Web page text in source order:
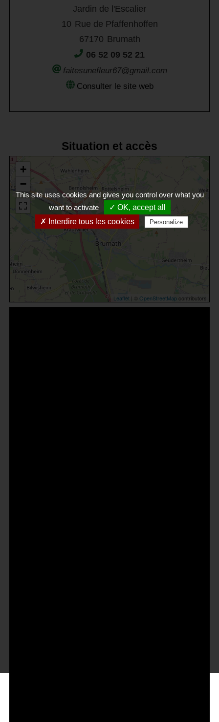
Jardin de l'Escalier
10 Rue de Pfaffenhoffen
67170 Brumath
06 52 09 52 21
faitesunefleur67@gmail.com
Consulter le site web
Situation et accès
+
−
Leaflet| © OpenStreetMapcontributors
This site uses cookies and gives you control over what you
want to activate
✓ OK, accept all
✗ Interdire tous les cookies
Personalize